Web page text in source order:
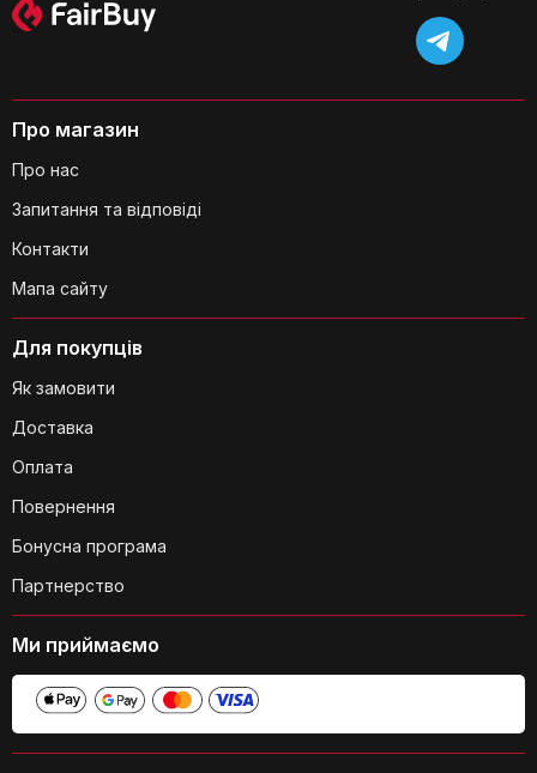
Для покупців
Як замовити
Доставка
Оплата
Повернення
Бонусна програма
Партнерство
Про магазин
Про нас
Запитання та відповіді
Контакти
Мапа сайту
Ми приймаємо